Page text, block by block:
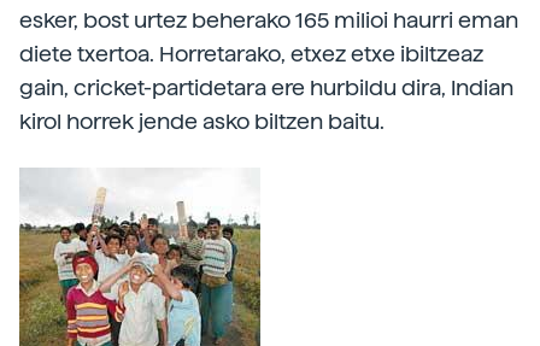
esker, bost urtez beherako 165 milioi haurri eman
diete txertoa. Horretarako, etxez etxe ibiltzeaz
gain, cricket-partidetara ere hurbildu dira, Indian
kirol horrek jende asko biltzen baitu.